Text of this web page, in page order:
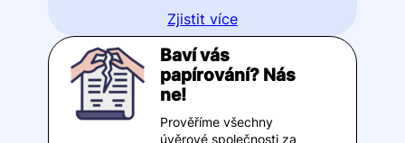
Zjistit více
Baví vás
papírování? Nás
ne!
Prověříme všechny
úvěrové společnosti za